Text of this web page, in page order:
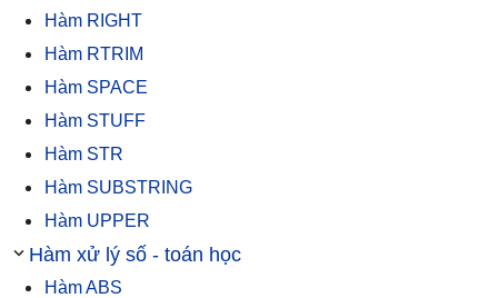
Hàm RIGHT
Hàm RTRIM
Hàm SPACE
Hàm STUFF
Hàm STR
Hàm SUBSTRING
Hàm UPPER
Hàm xử lý số - toán học
Hàm ABS